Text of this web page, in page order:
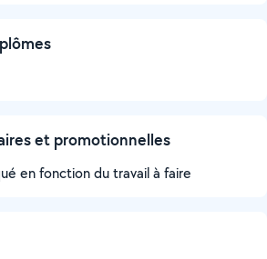
et promotionnelles
en fonction du travail à faire